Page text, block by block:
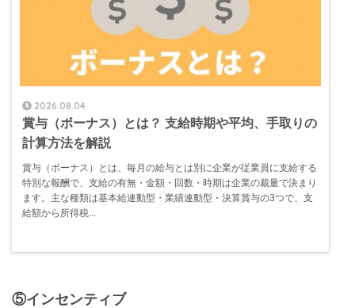
2026.08.04
賞与（ボーナス）とは？ 支給時期や平均、手取りの
計算方法を解説
賞与（ボーナス）とは、毎月の給与とは別に企業が従業員に支給する
特別な報酬で、支給の有無・金額・回数・時期は企業の裁量で決まり
ます。主な種類は基本給連動型・業績連動型・決算賞与の3つで、支
給額から所得税...
⑤インセンティブ